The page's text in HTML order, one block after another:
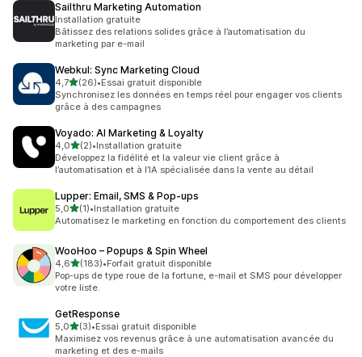
Sailthru Marketing Automation
Installation gratuite
Bâtissez des relations solides grâce à l’automatisation du
marketing par e-mail
Webkul: Sync Marketing Cloud
4,7étoile(s) sur 5
(26)
26 avis au total
•Essai gratuit disponible
Synchronisez les données en temps réel pour engager vos clients
grâce à des campagnes
Voyado: AI Marketing & Loyalty
4,0étoile(s) sur 5
(2)
2 avis au total
•Installation gratuite
Développez la fidélité et la valeur vie client grâce à
l’automatisation et à l’IA spécialisée dans la vente au détail
Lupper: Email, SMS & Pop‑ups
5,0étoile(s) sur 5
(1)
1 avis au total
•Installation gratuite
Automatisez le marketing en fonction du comportement des clients
WooHoo – Popups & Spin Wheel
4,6étoile(s) sur 5
(183)
183 avis au total
•Forfait gratuit disponible
Pop-ups de type roue de la fortune, e-mail et SMS pour développer
votre liste.
GetResponse
5,0étoile(s) sur 5
(3)
3 avis au total
•Essai gratuit disponible
Maximisez vos revenus grâce à une automatisation avancée du
marketing et des e-mails